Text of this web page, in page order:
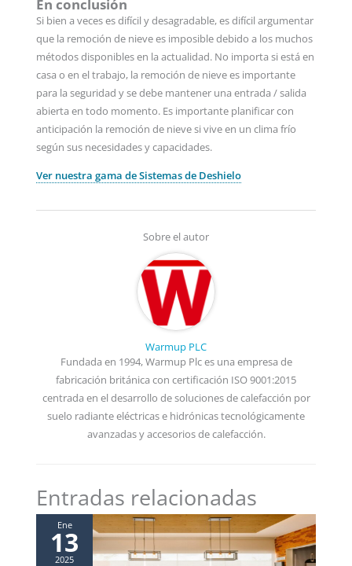
En conclusión
Si bien a veces es difícil y desagradable, es difícil argumentar
que la remoción de nieve es imposible debido a los muchos
métodos disponibles en la actualidad. No importa si está en
casa o en el trabajo, la remoción de nieve es importante
para la seguridad y se debe mantener una entrada / salida
abierta en todo momento. Es importante planificar con
anticipación la remoción de nieve si vive en un clima frío
según sus necesidades y capacidades.
Ver nuestra gama de Sistemas de Deshielo
Sobre el autor
Warmup PLC
Fundada en 1994, Warmup Plc es una empresa de
fabricación británica con certificación ISO 9001:2015
centrada en el desarrollo de soluciones de calefacción por
suelo radiante eléctricas e hidrónicas tecnológicamente
avanzadas y accesorios de calefacción.
Entradas relacionadas
Ene
13
2025